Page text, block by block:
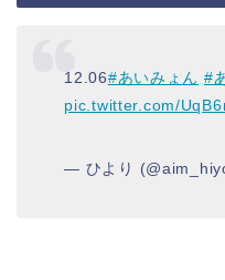
12.06#あいみょん #
pic.twitter.com/
— ひより